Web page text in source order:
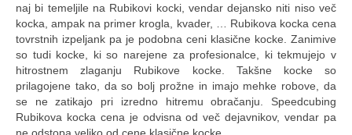
naj bi temeljile na Rubikovi kocki, vendar dejansko niti niso več
kocka, ampak na primer krogla, kvader, … Rubikova kocka cena
tovrstnih izpeljank pa je podobna ceni klasične kocke. Zanimive
so tudi kocke, ki so narejene za profesionalce, ki tekmujejo v
hitrostnem zlaganju Rubikove kocke. Takšne kocke so
prilagojene tako, da so bolj prožne in imajo mehke robove, da
se ne zatikajo pri izredno hitremu obračanju. Speedcubing
Rubikova kocka cena je odvisna od več dejavnikov, vendar pa